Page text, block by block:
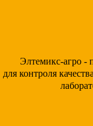
Элтемикс-агро -
для контроля